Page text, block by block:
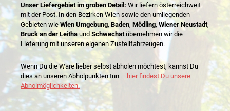
Unser Liefergebiet im groben Detail: Wir liefern österreichweit
mit der Post. In den Bezirken Wien sowie den umliegenden
Gebieten wie Wien Umgebung Baden Mödling Wiener Neustadt,
Bruck an der Leitha und Schwechat übernehmen wir die
Lieferung mit unseren eigenen Zustellfahrzeugen.
Wenn Du die Ware lieber selbst abholen möchtest, kannst Du
dies an unseren Abholpunkten tun – hier findest Du unsere
Abholmöglichkeiten.